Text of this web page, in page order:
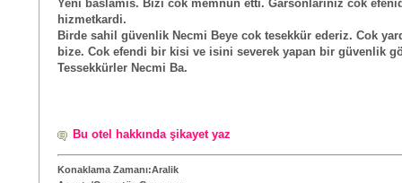
Yeni baslamis. Bizi cok memnun etti. Garsonlariniz cok
hizmetkardi.
Birde sahil güvenlik Necmi Beye cok tesekkür ederiz. Cok
bize. Cok efendi bir kisi ve isini severek yapan bir güvenlik
Tessekkürler Necmi Ba.
Bu otel hakkında şikayet yaz
Konaklama Zamanı:Aralik